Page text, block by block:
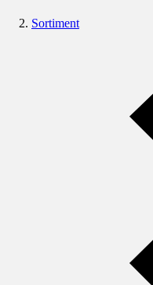
Sortiment